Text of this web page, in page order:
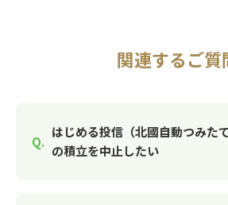
関連するご質
はじめる投信（北國自動つみた
の積立を中止したい